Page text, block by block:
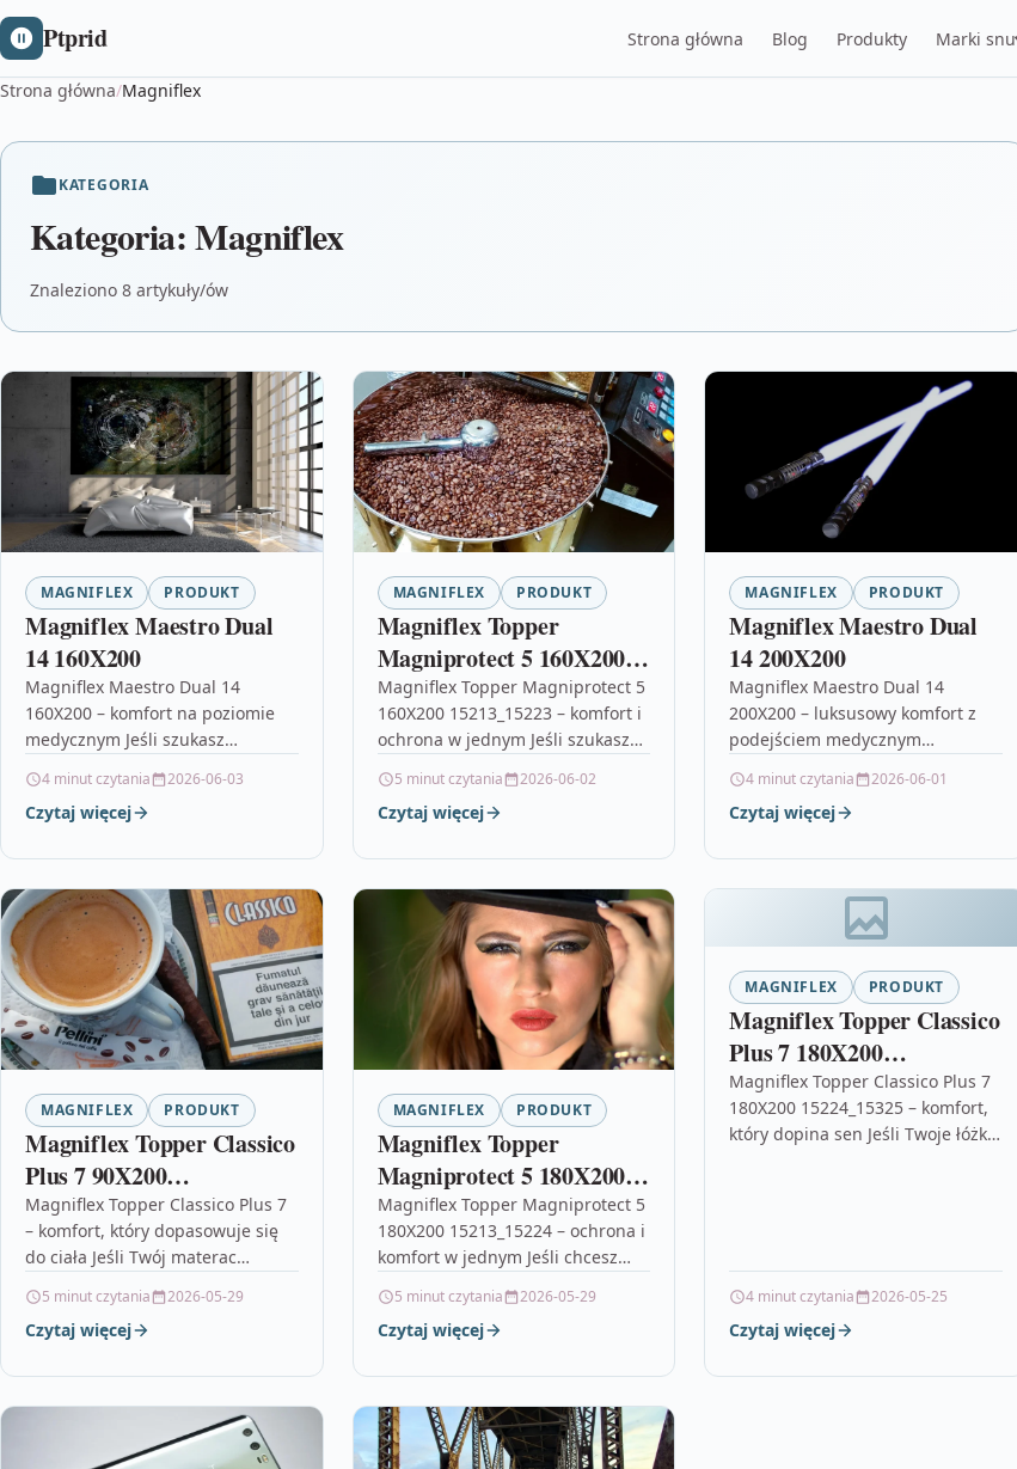
Ptprid Strona główna Blog Produkty Marki snu
Strona główna/Magniflex
KATEGORIA
Kategoria:Magniflex
Znaleziono 8 artykuły/ów
MAGNIFLEX PRODUKT
Magniflex Maestro Dual
14 160X200
Magniflex Maestro Dual 14
160X200 – komfort na poziomie
medycznym Jeśli szukasz
realnym wsparciem dla ciała,
Magniflex Maestro Dual…
4 minut czytania 2026-06-03
Czytaj więcej
MAGNIFLEX PRODUKT
Magniflex Topper
Magniprotect 5 160X200
15213_15223
Magniflex Topper Magniprotect 5
160X200 15213_15223 – komfort i
ochrona w jednym Jeśli szukasz
snu bez wymiany całego
wyposażenia łóżka,…
5 minut czytania 2026-06-02
Czytaj więcej
MAGNIFLEX PRODUKT
Magniflex Maestro Dual
14 200X200
Magniflex Maestro Dual 14
200X200 – luksusowy komfort z
podejściem medycznym
200X200 to propozycja dla osób,
które oczekują od materaca…
4 minut czytania 2026-06-01
Czytaj więcej
MAGNIFLEX PRODUKT
Magniflex Topper Classico
Plus 7 90X200
15224_15320
Magniflex Topper Classico Plus 7
– komfort, który dopasowuje się
do ciała Jeśli Twój materac
stanie, ale czujesz, że…
5 minut czytania 2026-05-29
Czytaj więcej
MAGNIFLEX PRODUKT
Magniflex Topper
Magniprotect 5 180X200
15213_15224
Magniflex Topper Magniprotect 5
180X200 15213_15224 – ochrona i
komfort w jednym Jeśli chcesz
wymiany całego materaca,
Magniflex Topper Magniprotect…
5 minut czytania 2026-05-29
Czytaj więcej
MAGNIFLEX PRODUKT
Magniflex Topper Classico
Plus 7 180X200
15224_15325
Magniflex Topper Classico Plus 7
180X200 15224_15325 – komfort,
który dopina sen Jeśli Twoje łóżko
4 minut czytania 2026-05-25
Czytaj więcej